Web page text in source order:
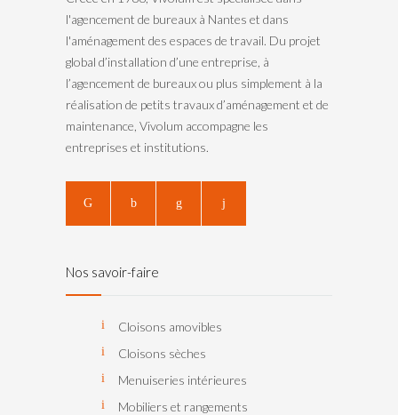
l'agencement de bureaux à Nantes et dans
l'aménagement des espaces de travail. Du projet
global d’installation d’une entreprise, à
l’agencement de bureaux ou plus simplement à la
réalisation de petits travaux d’aménagement et de
maintenance, Vivolum accompagne les
entreprises et institutions.
Nos savoir-faire
Cloisons amovibles
Cloisons sèches
Menuiseries intérieures
Mobiliers et rangements